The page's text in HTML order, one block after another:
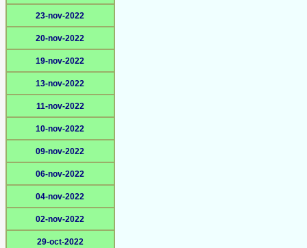
23-nov-2022
20-nov-2022
19-nov-2022
13-nov-2022
11-nov-2022
10-nov-2022
09-nov-2022
06-nov-2022
04-nov-2022
02-nov-2022
29-oct-2022